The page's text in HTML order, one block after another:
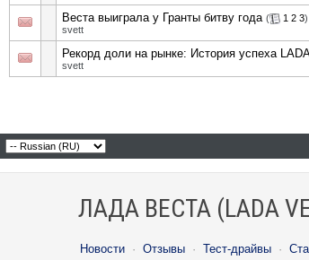
Веста выиграла у Гранты битву года ( 1 2 3)
svett
Рекорд доли на рынке: История успеха
svett
ЛАДА ВЕСТА (LADA
Новости · Отзывы · Тест-драйвы ·